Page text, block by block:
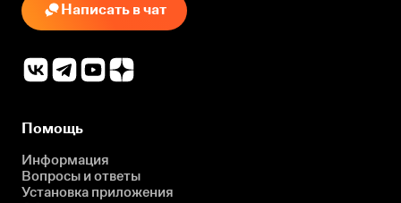
Написать в чат
Помощь
Информация
Вопросы и ответы
Установка приложения